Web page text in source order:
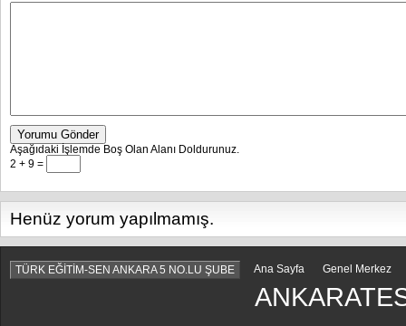
Yorumu Gönder
Aşağıdaki İşlemde Boş Olan Alanı Doldurunuz.
2 + 9 =
Henüz yorum yapılmamış.
TÜRK EĞİTİM-SEN ANKARA 5 NO.LU ŞUBE Ana Sayfa Genel Merkez